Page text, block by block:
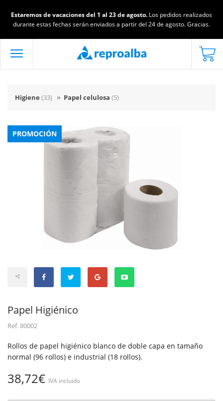
Estaremos de vacaciones del 1 al 23 de agosto. Los pedidos realizados
durante estas fechas serán enviados a partir del 24 de agosto. Gracias.
Higiene (33) » Papel celulosa (5)
PROMOCIÓN
Papel Higiénico
Ref.80002
Rollos de papel higiénico blanco de doble capa en tamaño
normal (96 rollos) e industrial (18 rollos).
38,72€ IVA incluido